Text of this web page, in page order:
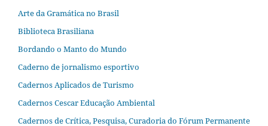
Arte da Gramática no Brasil
Biblioteca Brasiliana
Bordando o Manto do Mundo
Caderno de jornalismo esportivo
Cadernos Aplicados de Turismo
Cadernos Cescar Educação Ambiental
Cadernos de Crítica, Pesquisa, Curadoria do Fórum Permanente